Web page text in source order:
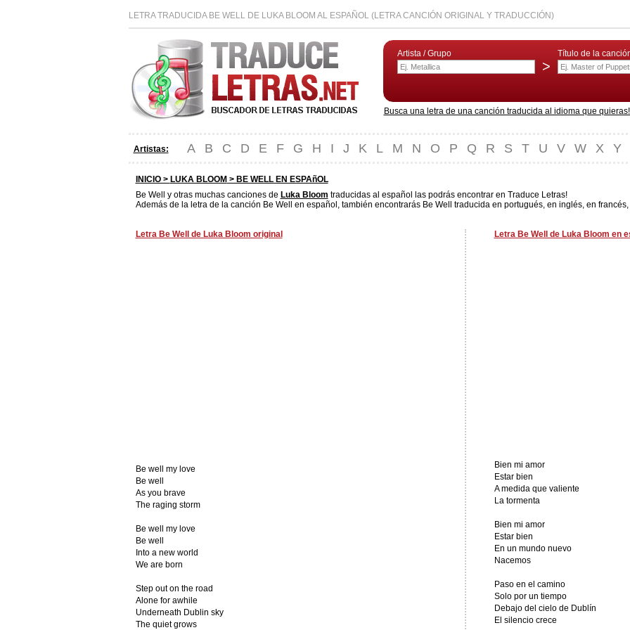
LETRA TRADUCIDA BE WELL DE LUKA BLOOM AL ESPAÑOL (LETRA CANCIÓN ORIGINAL Y TRADUCCIÓN)
Artista / Grupo
>
Título de la
Busca una letra de una canción traducida al idioma que
Artistas: A B C D E F G H I J K L M N O P Q R S T U V W X Y
INICIO > LUKA BLOOM > BE WELL EN ESPAñOL
Be Well y otras muchas canciones de Luka Bloom traducidas al español las podrás encontrar en Traduce Letras!
Además de la letra de la canción Be Well en español, también encontrarás Be Well traducida en portugués, en inglés, en
Letra Be Well de Luka Bloom original
Be well my love
Be well
As you brave
The raging storm
Be well my love
Be well
Into a new world
We are born
Step out on the road
Alone for awhile
Underneath Dublin sky
The quiet grows
Letra Be Well de Luka Bloom en
Bien mi amor
Estar bien
A medida que valiente
La tormenta
Bien mi amor
Estar bien
En un mundo nuevo
Nacemos
Paso en el camino
Solo por un tiempo
Debajo del cielo de Dublín
El silencio crece